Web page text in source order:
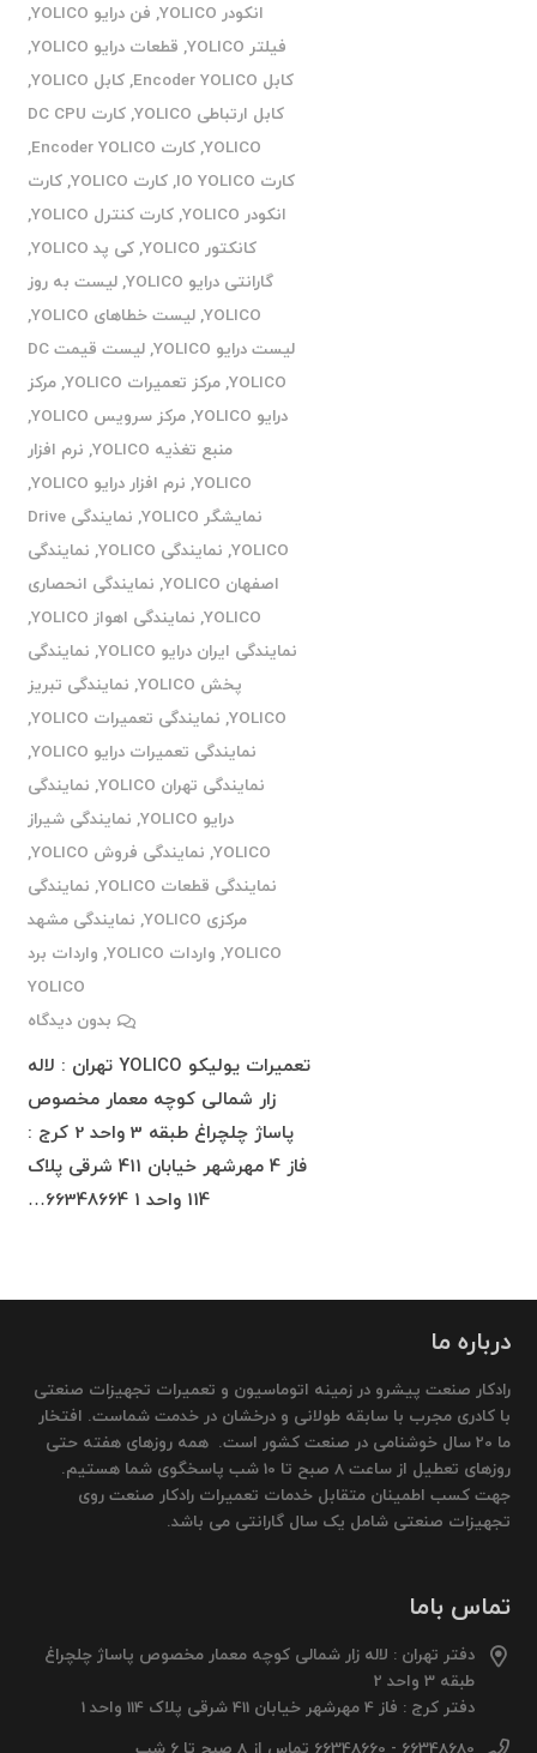
انکودر YOLICO
, فن درایو YOLICO
,
فیلتر YOLICO
, قطعات درایو YOLICO
,
کابل Encoder YOLICO
,کابل YOLICO
,
کابل ارتباطی YOLICO
,
کارت DC CPU
YOLICO
,کارت Encoder YOLICO
,
کارت IO YOLICO
,کارت YOLICO ,کارت
انکودر YOLICO
,کارت کنترل YOLICO
,
کانکتور YOLICO
,کی پد YOLICO
,
گارانتی درایو YOLICO
,لیست به روز
YOLICO
,لیست خطاهای YOLICO
,
لیست درایو YOLICO
,
لیست قیمت DC
YOLICO
,مرکز تعمیرات YOLICO ,مرکز
درایو YOLICO
,مرکز سرویس YOLICO
,
منبع تغذیه YOLICO
, نرم افزار
YOLICO
, نرم افزار درایو YOLICO
,
نمایشگر YOLICO
,
نمایندگی Drive
YOLICO
, نمایندگی YOLICO , نمایندگی
اصفهان YOLICO
, نمایندگی انحصاری
YOLICO
, نمایندگی اهواز YOLICO
,
نمایندگی ایران درایو YOLICO
, نمایندگی
پخش YOLICO
, نمایندگی تبریز
YOLICO
, نمایندگی تعمیرات YOLICO
,
نمایندگی تعمیرات درایو YOLICO
,
نمایندگی تهران YOLICO
, نمایندگی
درایو YOLICO
, نمایندگی شیراز
YOLICO
, نمایندگی فروش YOLICO
,
نمایندگی قطعات YOLICO
, نمایندگی
مرکزی YOLICO
, نمایندگی مشهد
YOLICO
, واردات YOLICO , واردات برد
YOLICO
بدون دیدگاه
تعمیرات یولیکو YOLICO تهران : لاله
زار شمالی کوچه معمار مخصوص
پاساژ چلچراغ طبقه 3 واحد 2 کرج :
فاز 4 مهرشهر خیابان 411 شرقی پلاک
114 واحد 1 66348664…
درباره ما
رادکار صنعت پیشرو در زمینه اتوماسیون و تعمیرات تجهیزات صنعتی
با کادری مجرب با سابقه طولانی و درخشان در خدمت شماست. افتخار
ما 20 سال خوشنامی در صنعت کشور است. همه روزهای هفته حتی
روزهای تعطیل از ساعت 8 صبح تا 10 شب پاسخگوی شما هستیم.
جهت کسب اطمینان متقابل خدمات تعمیرات رادکار صنعت روی
تجهیزات صنعتی شامل یک سال گارانتی می باشد.
تماس باما
دفتر تهران : لاله زار شمالی کوچه معمار مخصوص پاساژ چلچراغ
طبقه 3 واحد 2
دفتر کرج : فاز 4 مهرشهر خیابان 411 شرقی پلاک 114 واحد 1